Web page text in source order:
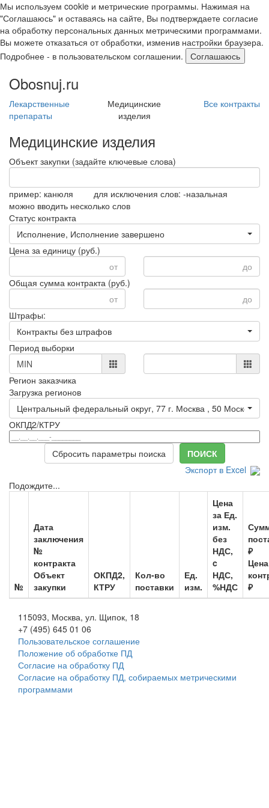
Мы используем cookie и метрические программы. Нажимая на
"Соглашаюсь" и оставаясь на сайте, Вы подтверждаете согласие
на обработку персональных данных метрическими программами.
Вы можете отказаться от обработки, изменив настройки браузера.
Подробнее - в пользовательском соглашении.
Соглашаюсь
115093, Москва, ул. Щипок, 18
+7 (495) 645 01 06
Пользовательское соглашение
Положение об обработке ПД
Согласие на обработку ПД
Согласие на обработку ПД, собираемых метрическими
программами
Obosnuj.ru
Лекарственные
препараты
Медицинские
изделия
Все контракты
Медицинские изделия
Объект закупки (задайте ключевые слова)
пример: канюля для исключения слов: -назальная
можно вводить несколько слов
Статус контракта
Исполнение, Исполнение завершено
Цена за единицу (руб.)
Общая сумма контракта (руб.)
Штрафы:
Контракты без штрафов
Период выборки
Регион заказчика
Загрузка регионов
ОКПД2/КТРУ
Сбросить параметры поиска
ПОИСК
Экспорт в Excel
Подождите...
№
Дата
заключения
№
контракта
Объект
закупки
ОКПД2,
КТРУ
Кол-во
поставки
Ед.
изм.
Цена
за Ед.
изм.
без
НДС,
c
НДС,
%НДС
₽
Цена
₽